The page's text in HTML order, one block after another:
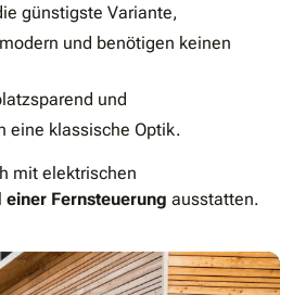
günstigste Variante,
und benötigen keinen
und
eine klassische Optik.
mit elektrischen
einer Fernsteuerung ausstatten.